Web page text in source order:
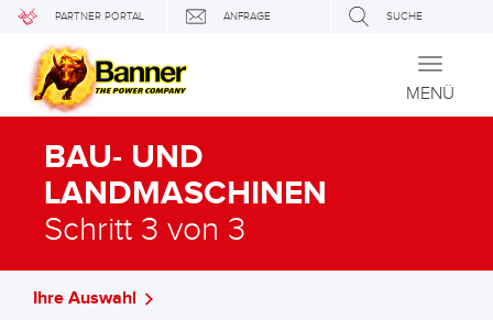
PARTNER PORTAL ANFRAGE SUCHE
Toggle
MENÜ
BAU- UND
LANDMASCHINEN
Schritt 3 von 3
Ihre Auswahl